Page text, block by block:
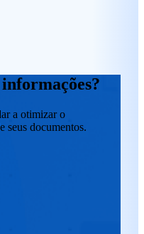
a otimizar o
seus documentos.